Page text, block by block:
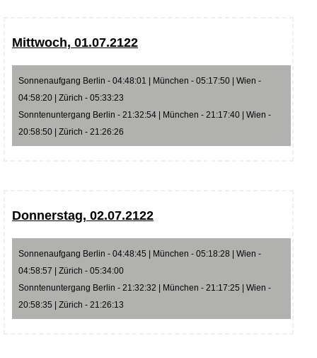
Mittwoch, 01.07.2122
Sonnenaufgang Berlin - 04:48:01 | München - 05:17:50 | Wien -
04:58:20 | Zürich - 05:33:23
Sonntenuntergang Berlin - 21:32:54 | München - 21:17:40 | Wien -
20:58:50 | Zürich - 21:26:26
Donnerstag, 02.07.2122
Sonnenaufgang Berlin - 04:48:45 | München - 05:18:28 | Wien -
04:58:57 | Zürich - 05:34:00
Sonntenuntergang Berlin - 21:32:32 | München - 21:17:25 | Wien -
20:58:35 | Zürich - 21:26:13